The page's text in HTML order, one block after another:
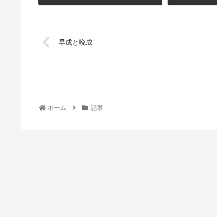
早成と晩成
ホーム 記事